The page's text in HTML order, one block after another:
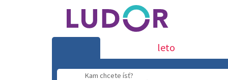
leto
Kam chcete ísť?